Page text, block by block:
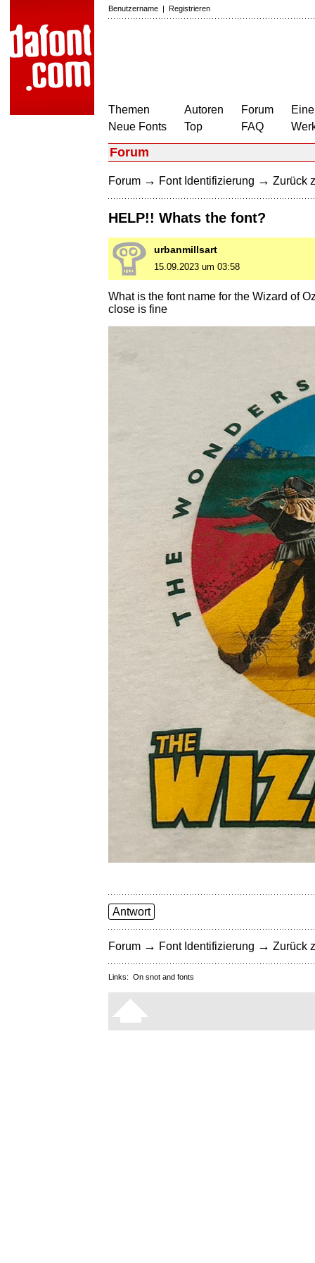
Benutzername | Registrieren
Themen
Neue Fonts
Autoren
Top
Forum
FAQ
Forum
Forum → Font Identifizierung → Zurück
HELP!! Whats the font?
urbanmillsart
15.09.2023 um 03:58
What is the font name for the Wizard of
close is fine
Antwort
Forum → Font Identifizierung → Zurück
Links: On snot and fonts